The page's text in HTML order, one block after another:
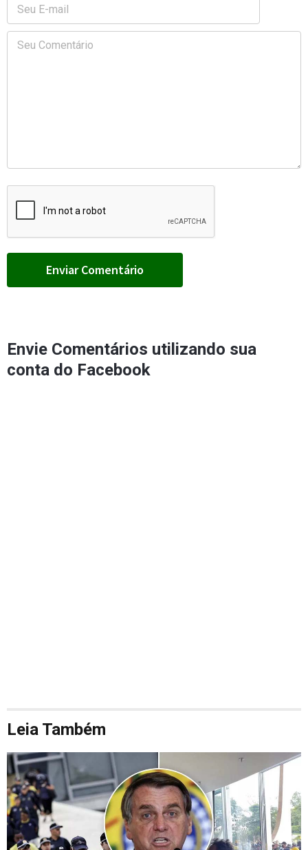
Envie Comentários utilizando sua
conta do Facebook
Leia Também